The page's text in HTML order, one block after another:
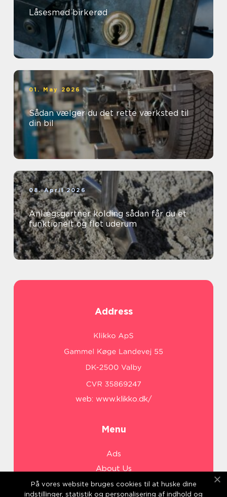
Låsesmed birkerød
01. May 2026
Sådan vælger du det rette værksted til
din bil
08. April 2026
Anlægsgartner kolding sådan får du et
funktionelt og flot uderum
Address
web: www.klikko.dk/
Menu
Ads
About Us
Cookies
På vores website bruges cookies til at huske dine
indstillinger, statistik og personalisering af indhold og